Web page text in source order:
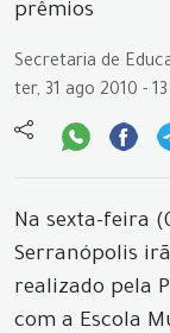
prêmios
Secretaria de
ter, 31 ago 2010 -
Na sexta-feira
Serranópolis
realizado pela
com a Escola